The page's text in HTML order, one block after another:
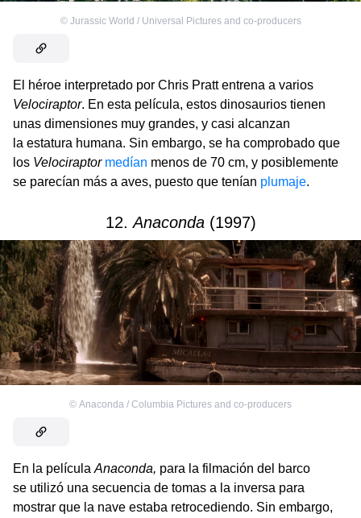
© Jurassic World / Universal Pictures and co-producers
El héroe interpretado por Chris Pratt entrena a varios
Velociraptor. En esta película, estos dinosaurios tienen
unas dimensiones muy grandes, y casi alcanzan
la estatura humana. Sin embargo, se ha comprobado que
los Velociraptor medían menos de 70 cm, y posiblemente
se parecían más a aves, puesto que tenían plumaje.
12.Anaconda(1997)
© Anaconda / Columbia Pictures and co-producers
En la película Anaconda, para la filmación del barco
se utilizó una secuencia de tomas a la inversa para
mostrar que la nave estaba retrocediendo. Sin embargo,